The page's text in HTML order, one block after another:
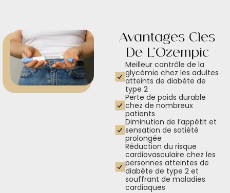
Avantages Clés
De L’Ozempic
Meilleur contrôle de la
glycémie chez les adultes
atteints de diabète de
type 2
Perte de poids durable
chez de nombreux
patients
Diminution de l’appétit et
sensation de satiété
prolongée
Réduction du risque
cardiovasculaire chez les
personnes atteintes de
diabète de type 2 et
souffrant de maladies
cardiaques